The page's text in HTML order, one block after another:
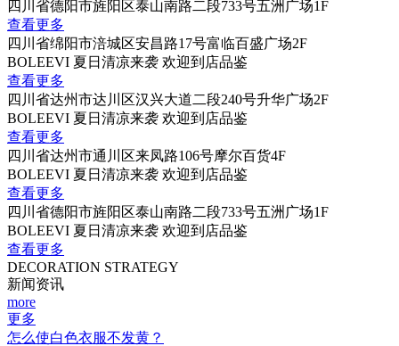
四川省德阳市旌阳区泰山南路二段733号五洲广场1F
查看更多
四川省绵阳市涪城区安昌路17号富临百盛广场2F
BOLEEVI 夏日清凉来袭 欢迎到店品鉴
查看更多
四川省达州市达川区汉兴大道二段240号升华广场2F
BOLEEVI 夏日清凉来袭 欢迎到店品鉴
查看更多
四川省达州市通川区来凤路106号摩尔百货4F
BOLEEVI 夏日清凉来袭 欢迎到店品鉴
查看更多
四川省德阳市旌阳区泰山南路二段733号五洲广场1F
BOLEEVI 夏日清凉来袭 欢迎到店品鉴
查看更多
DECORATION STRATEGY
新闻资讯
more
更多
怎么使白色衣服不发黄？